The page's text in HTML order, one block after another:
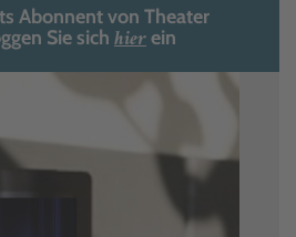
Abonnent von Theater
Sie sich hierein